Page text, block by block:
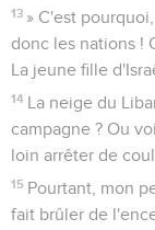
13 » C'est
donc les nations !
La jeune fille
14 La neige du
campagne ? Ou
loin arrêter de
15 Pourtant, mon
fait brûler de